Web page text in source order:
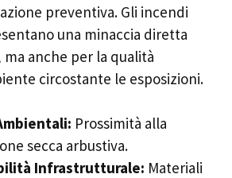
preventiva. Gli incendi
una minaccia diretta
anche per la qualità
circostante le esposizioni.
Prossimità alla
secca arbustiva.
Infrastrutturale: Materiali